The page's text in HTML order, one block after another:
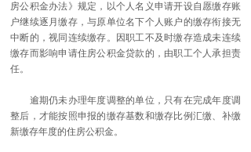
房公积金办法》规定，以个人名义申请开设自愿缴存账
户继续逐月缴存，与原单位名下个人账户的缴存衔接无
中断的，视同连续缴存。因职工不及时缴存造成未连续
缴存而影响申请住房公积金贷款的，由职工个人承担责
任。
逾期仍未办理年度调整的单位，只有在完成年度调
整后，才能按照申报的缴存基数和缴存比例汇缴、补缴
新缴存年度的住房公积金。